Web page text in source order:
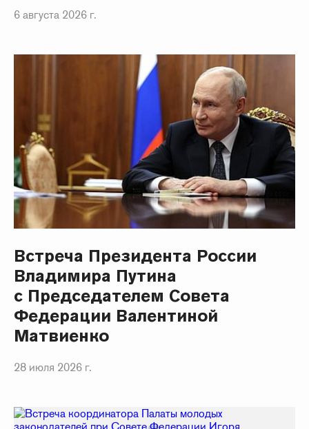
6 августа 2026 г.
Встреча Президента России
Владимира Путина
с Председателем Совета
Федерации Валентиной
Матвиенко
28 июля 2026 г.